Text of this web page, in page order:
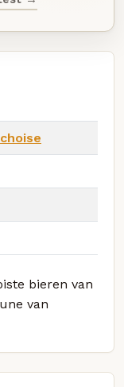
bieren van
van